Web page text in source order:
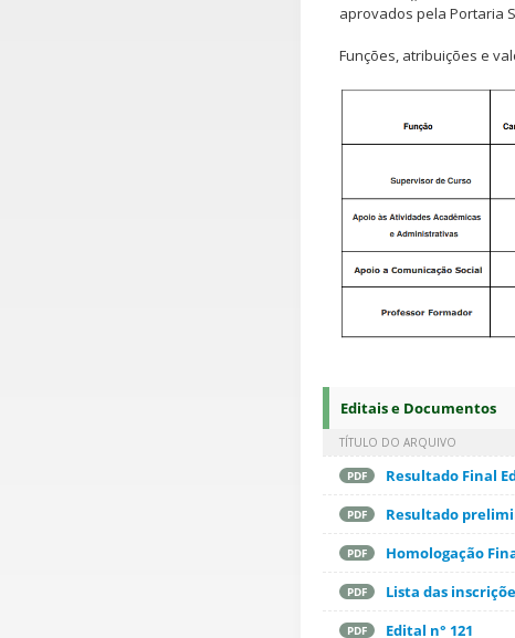
aprovados pela Portaria
Funções, atribuições e
Editais e Documentos
TÍTULO DO ARQUIVO
PDF Resultado Final
PDF Resultado
PDF Homologação
PDF Lista das
PDF Edital n° 121